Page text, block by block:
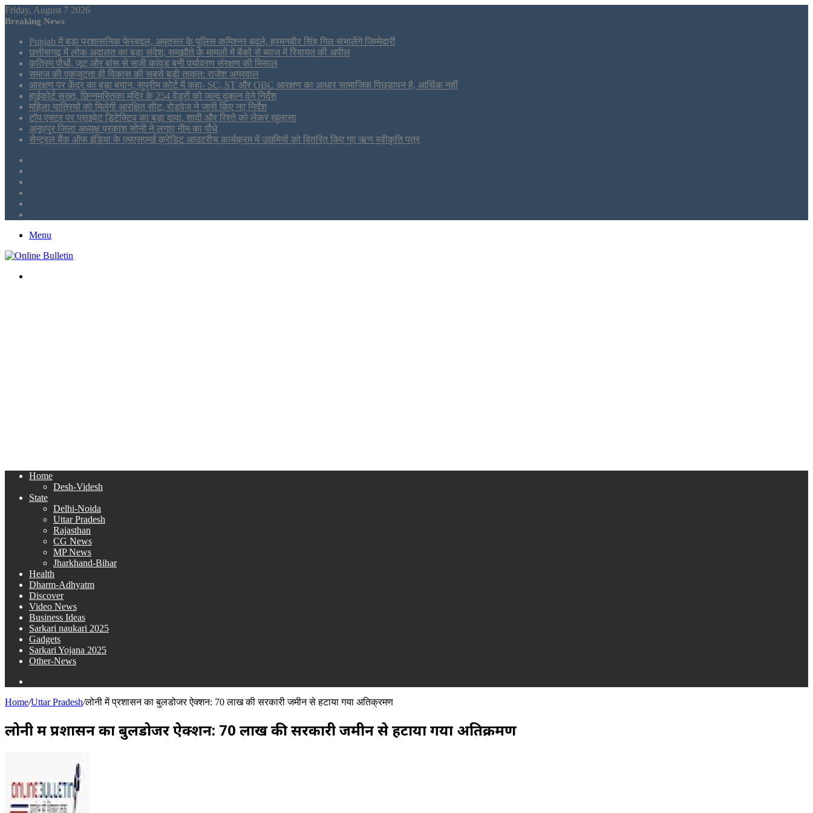
Friday, August 7 2026
Breaking News
Punjab में बड़ा प्रशासनिक फेरबदल, अमृतसर के पुलिस कमिश्नर बदले, हरमनबीर सिंह गिल संभालेंगे जिम्मेदारी
छत्तीसगढ़ में लोक अदालत का बड़ा संदेश, समझौते के मामलों में बैंकों से ब्याज में रियायत की अपील
कृत्रिम पौधों, जूट और बांस से सजी कांवड़ बनी पर्यावरण संरक्षण की मिसाल
समाज की एकजुटता ही विकास की सबसे बड़ी ताकत: राजेश अग्रवाल
आरक्षण पर केंद्र का बड़ा बयान, सुप्रीम कोर्ट में कहा- SC, ST और OBC आरक्षण का आधार सामाजिक पिछड़ापन है, आर्थिक नहीं
हाईकोर्ट सख्त, छिन्नमस्तिका मंदिर के 254 वेंडरों को जल्द दुकान देने निर्देश
महिला यात्रियों को मिलेगी आरक्षित सीट, रोडवेज ने जारी किए नए निर्देश
टॉप एक्टर पर प्राइवेट डिटेक्टिव का बड़ा दावा, शादी और रिश्ते को लेकर खुलासा
अनूपपुर जिला अध्यक्ष प्रकाश सोनी ने लगाए नीम का पौधे
सेन्ट्रल बैंक ऑफ इंडिया के एमएसएमई क्रेडिट आउटरीच कार्यक्रम में उद्यमियों को वितरित किए गए ऋण स्वीकृति पत्र
Menu
Home
Desh-Videsh
State
Delhi-Noida
Uttar Pradesh
Rajasthan
CG News
MP News
Jharkhand-Bihar
Health
Dharm-Adhyatm
Discover
Video News
Business Ideas
Sarkari naukari 2025
Gadgets
Sarkari Yojana 2025
Other-News
Home/Uttar Pradesh/लोनी में प्रशासन का बुलडोजर ऐक्शन: 70 लाख की सरकारी जमीन से हटाया गया अतिक्रमण
लोनी में प्रशासन का बुलडोजर ऐक्शन: 70 लाख की सरकारी जमीन से हटाया गया अतिक्रमण